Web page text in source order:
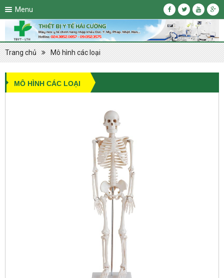
Menu
Trang chủ Mô hình các loại
MÔ HÌNH CÁC LOẠI